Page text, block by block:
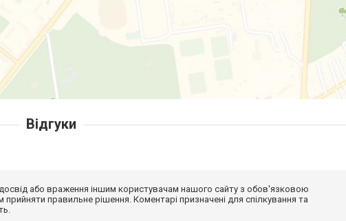
Відгуки
або враження іншим користувачам нашого сайту з обов'язковою
правильне рішення. Коментарі призначені для спілкування та